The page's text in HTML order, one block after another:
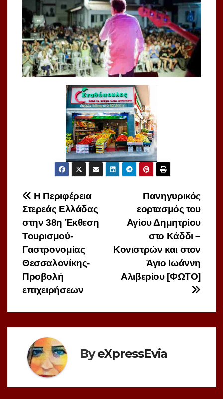
Πλοήγηση
άρθρων
Πανηγυρικός
εορτασμός του
Αγίου Δημητρίου
στο Κάδδι –
Κονιστρών και στον
Άγιο Ιωάννη
Αλιβερίου [ΦΩΤΟ]
Η Περιφέρεια
Στερεάς Ελλάδας
στην 38η Έκθεση
Τουρισμού-
Γαστρονομίας
Θεσσαλονίκης-
Προβολή
επιχειρήσεων
ByeXpressEvia